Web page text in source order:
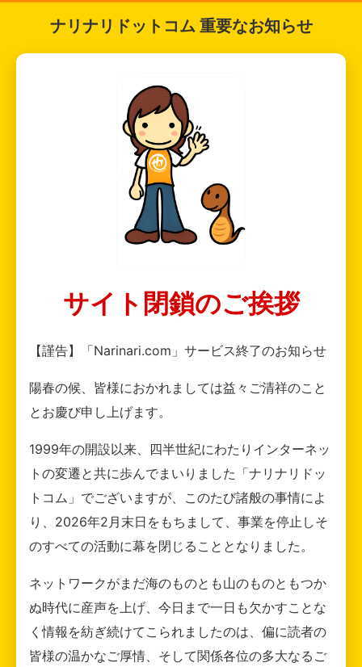
ナリナリドットコム 重要なお知らせ
サイト閉鎖のご挨拶
【謹告】「Narinari.com」サービス終了のお知らせ
陽春の候、皆様におかれましては益々ご清祥のこと
とお慶び申し上げます。
1999年の開設以来、四半世紀にわたりインターネッ
トの変遷と共に歩んでまいりました「ナリナリドッ
トコム」でございますが、このたび諸般の事情によ
り、2026年2月末日をもちまして、事業を停止しそ
のすべての活動に幕を閉じることとなりました。
ネットワークがまだ海のものとも山のものともつか
ぬ時代に産声を上げ、今日まで一日も欠かすことな
く情報を紡ぎ続けてこられましたのは、偏に読者の
皆様の温かなご厚情、そして関係各位の多大なるご